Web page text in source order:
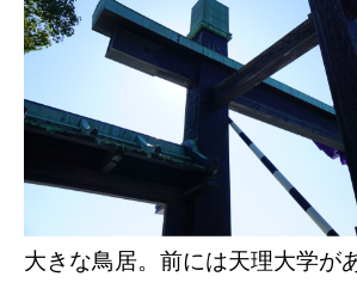
大きな鳥居。前には天理大学が